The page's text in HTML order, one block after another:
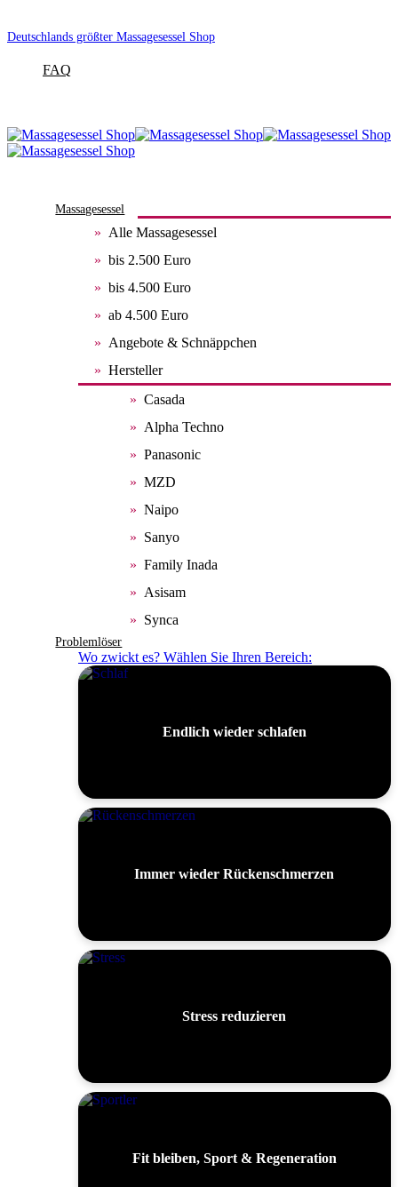
Deutschlands größter Massagesessel Shop
FAQ
Massagesessel
Alle Massagesessel
bis 2.500 Euro
bis 4.500 Euro
ab 4.500 Euro
Angebote & Schnäppchen
Hersteller
Casada
Alpha Techno
Panasonic
MZD
Naipo
Sanyo
Family Inada
Asisam
Synca
Problemlöser
Wo zwickt es? Wählen Sie Ihren Bereich:
Endlich wieder schlafen
Immer wieder Rückenschmerzen
Stress reduzieren
Fit bleiben, Sport & Regeneration